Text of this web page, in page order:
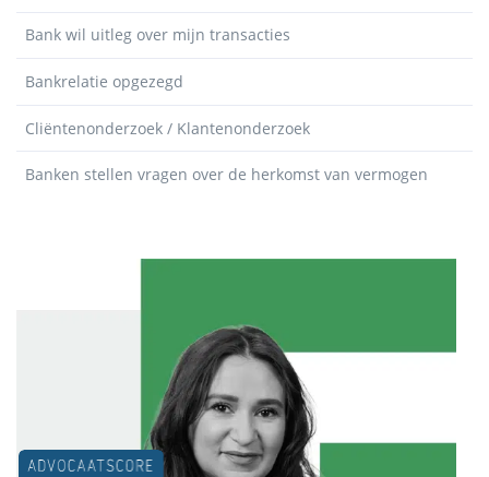
Bank wil uitleg over mijn transacties
Bankrelatie opgezegd
Cliëntenonderzoek / Klantenonderzoek
Banken stellen vragen over de herkomst van vermogen